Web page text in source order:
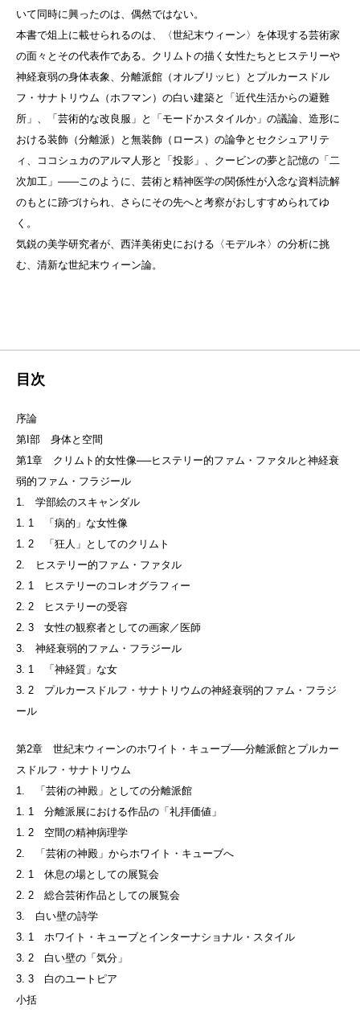
いて同時に興ったのは、偶然ではない。
本書で俎上に載せられるのは、〈世紀末ウィーン〉を体現する芸術家
の面々とその代表作である。クリムトの描く女性たちとヒステリーや
神経衰弱の身体表象、分離派館（オルブリッヒ）とプルカースドル
フ・サナトリウム（ホフマン）の白い建築と「近代生活からの避難
所」、「芸術的な改良服」と「モードかスタイルか」の議論、造形に
おける装飾（分離派）と無装飾（ロース）の論争とセクシュアリテ
ィ、ココシュカのアルマ人形と「投影」、クービンの夢と記憶の「二
次加工」――このように、芸術と精神医学の関係性が入念な資料読解
のもとに跡づけられ、さらにその先へと考察がおしすすめられてゆ
く。
気鋭の美学研究者が、西洋美術史における〈モデルネ〉の分析に挑
む、清新な世紀末ウィーン論。
目次
序論
第I部 身体と空間
第1章 クリムト的女性像──ヒステリー的ファム・ファタルと神経衰
弱的ファム・フラジール
1. 学部絵のスキャンダル
1. 1 「病的」な女性像
1. 2 「狂人」としてのクリムト
2. ヒステリー的ファム・ファタル
2. 1 ヒステリーのコレオグラフィー
2. 2 ヒステリーの受容
2. 3 女性の観察者としての画家／医師
3. 神経衰弱的ファム・フラジール
3. 1 「神経質」な女
3. 2 プルカースドルフ・サナトリウムの神経衰弱的ファム・フラジ
ール
第2章 世紀末ウィーンのホワイト・キューブ──分離派館とプルカー
スドルフ・サナトリウム
1. 「芸術の神殿」としての分離派館
1. 1 分離派展における作品の「礼拝価値」
1. 2 空間の精神病理学
2. 「芸術の神殿」からホワイト・キューブへ
2. 1 休息の場としての展覧会
2. 2 総合芸術作品としての展覧会
3. 白い壁の詩学
3. 1 ホワイト・キューブとインターナショナル・スタイル
3. 2 白い壁の「気分」
3. 3 白のユートピア
小括